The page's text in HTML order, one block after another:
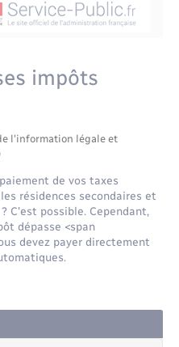
impôts
l'information légale et
de vos taxes
résidences secondaires et
C'est possible. Cependant,
dépasse <span
devez payer directement